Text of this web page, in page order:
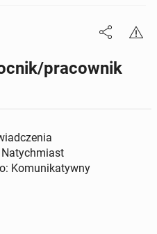
pracownik
Komunikatywny